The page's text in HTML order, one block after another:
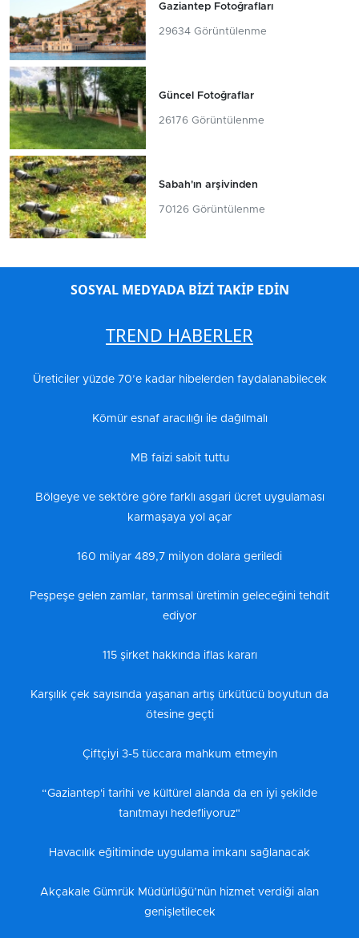
Gaziantep Fotoğrafları
29634 Görüntülenme
Güncel Fotoğraflar
26176 Görüntülenme
Sabah'ın arşivinden
70126 Görüntülenme
SOSYAL MEDYADA BİZİ TAKİP EDİN
TREND HABERLER
Üreticiler yüzde 70’e kadar hibelerden faydalanabilecek
Kömür esnaf aracılığı ile dağılmalı
MB faizi sabit tuttu
Bölgeye ve sektöre göre farklı asgari ücret uygulaması
karmaşaya yol açar
160 milyar 489,7 milyon dolara geriledi
Peşpeşe gelen zamlar, tarımsal üretimin geleceğini tehdit
ediyor
115 şirket hakkında iflas kararı
Karşılık çek sayısında yaşanan artış ürkütücü boyutun da
ötesine geçti
Çiftçiyi 3-5 tüccara mahkum etmeyin
“Gaziantep'i tarihi ve kültürel alanda da en iyi şekilde
tanıtmayı hedefliyoruz"
Havacılık eğitiminde uygulama imkanı sağlanacak
Akçakale Gümrük Müdürlüğü’nün hizmet verdiği alan
genişletilecek